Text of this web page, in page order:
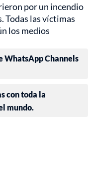
por un incendio
Todas las víctimas
los medios
WhatsApp Channels
con toda la
mundo.